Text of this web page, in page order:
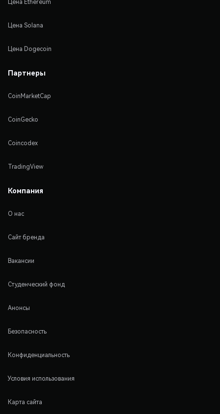
Цена Ethereum
Цена Solana
Цена Dogecoin
Партнеры
CoinMarketCap
CoinGecko
Coincodex
TradingView
Компания
О нас
Сайт бренда
Вакансии
Студенческий фонд
Анонсы
Безопасность
Конфиденциальность
Условия использования
Карта сайта